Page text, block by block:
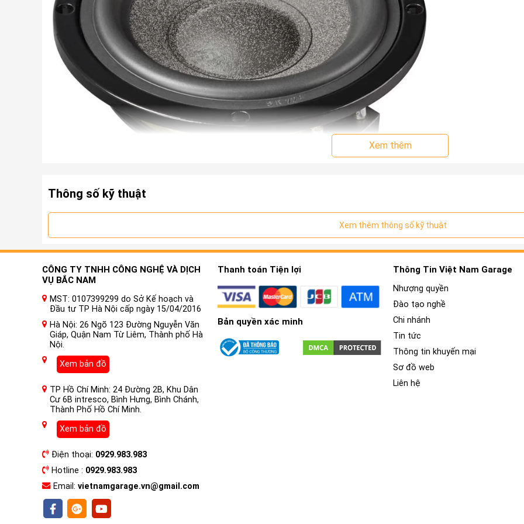
Thiết kế báo hiệu chất lượng cao; các thành phần chọn lọc “made in Germany” đảm bảo chức năng tốt nhất và
nhôm có hình dạng khí động học đảm bảo thông gió cuộn dây bằng giọng nói lý tưởng và viền cao su phản xạ
Xem thêm
Thông số kỹ thuật
Xem thêm thông số kỹ thuật
CÔNG TY TNHH CÔNG NGHỆ VÀ DỊCH
VỤ BẮC NAM
MST: 0107399299 do Sở Kế hoạch và
Đầu tư TP Hà Nội cấp ngày 15/04/2016
Hà Nội: 26 Ngõ 123 Đường Nguyễn Văn
Giáp, Quận Nam Từ Liêm, Thành phố Hà
Nội.
Xem bản đồ
TP Hồ Chí Minh: 24 Đường 2B, Khu Dân
Cư 6B intresco, Bình Hưng, Bình Chánh,
Thành Phố Hồ Chí Minh.
Xem bản đồ
Điện thoại: 0929.983.983
Hotline : 0929.983.983
Email: vietnamgarage.vn@gmail.com
Thanh toán Tiện lợi
Bản quyền xác minh
Thông Tin Việt Nam Garage
Nhượng quyền
Đào tạo nghề
Chi nhánh
Tin tức
Thông tin khuyến mại
Sơ đồ web
Liên hệ